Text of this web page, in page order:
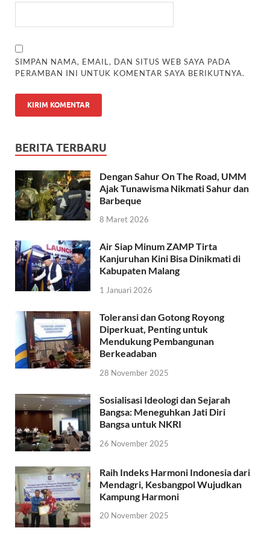
SIMPAN NAMA, EMAIL, DAN SITUS WEB SAYA PADA
PERAMBAN INI UNTUK KOMENTAR SAYA BERIKUTNYA.
BERITA TERBARU
Dengan Sahur On The Road, UMM
Ajak Tunawisma Nikmati Sahur dan
Barbeque
8 Maret 2026
Air Siap Minum ZAMP Tirta
Kanjuruhan Kini Bisa Dinikmati di
Kabupaten Malang
1 Januari 2026
Toleransi dan Gotong Royong
Diperkuat, Penting untuk
Mendukung Pembangunan
Berkeadaban
28 November 2025
Sosialisasi Ideologi dan Sejarah
Bangsa: Meneguhkan Jati Diri
Bangsa untuk NKRI
26 November 2025
Raih Indeks Harmoni Indonesia dari
Mendagri, Kesbangpol Wujudkan
Kampung Harmoni
20 November 2025